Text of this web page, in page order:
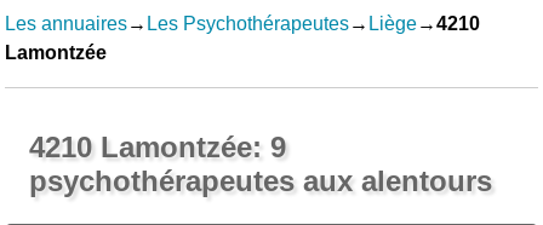
Les annuaires→ Les Psychothérapeutes→ Liège→4210
Lamontzée
4210 Lamontzée: 9
psychothérapeutes aux alentours